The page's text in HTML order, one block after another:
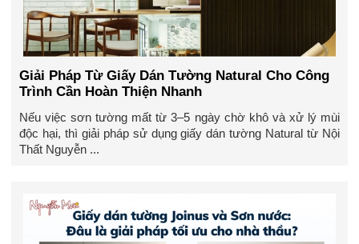
Giải Pháp Từ Giấy Dán Tường Natural Cho Công
Trình Cần Hoàn Thiện Nhanh
Nếu việc sơn tường mất từ 3–5 ngày chờ khô và xử lý mùi
độc hại, thì giải pháp sử dụng giấy dán tường Natural từ Nội
Thất Nguyễn ...